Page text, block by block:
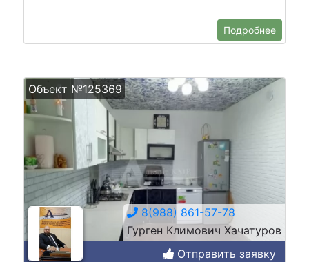
Подробнее
Объект №125369
8(988) 861-57-78
Гурген Климович Хачатуров
Отправить заявку